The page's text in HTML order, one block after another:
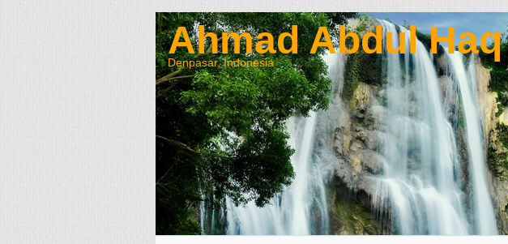
Ahmad Abdul Haq
Denpasar, Indonesia